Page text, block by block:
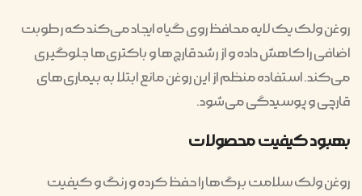
روغن ولک یک لایه محافظ روی گیاه ایجاد می‌کند که رطوبت
اضافی را کاهش داده و از رشد قارچ‌ها و باکتری‌ها جلوگیری
می‌کند. استفاده منظم از این روغن مانع ابتلا به بیماری‌های
قارچی و پوسیدگی می‌شود.
بهبود کیفیت محصولات
روغن ولک سلامت برگ‌ها را حفظ کرده و رنگ و کیفیت